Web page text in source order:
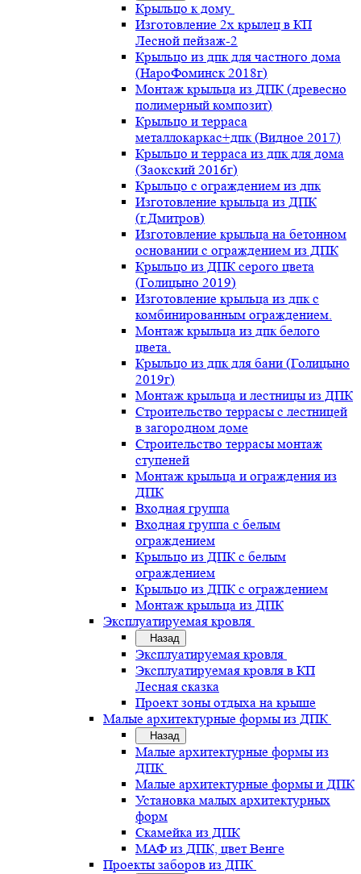
Крыльцо к дому
Изготовление 2х крылец в КП
Лесной пейзаж-2
Крыльцо из дпк для частного дома
(НароФоминск 2018г)
Монтаж крыльца из ДПК (древесно
полимерный композит)
Крыльцо и терраса
металлокаркас+дпк (Видное 2017)
Крыльцо и терраса из дпк для дома
(Заокский 2016г)
Крыльцо с ограждением из дпк
Изготовление крыльца из ДПК
(г.Дмитров)
Изготовление крыльца на бетонном
основании с ограждением из ДПК
Крыльцо из ДПК серого цвета
(Голицыно 2019)
Изготовление крыльца из дпк с
комбинированным ограждением.
Монтаж крыльца из дпк белого
цвета.
Крыльцо из дпк для бани (Голицыно
2019г)
Монтаж крыльца и лестницы из ДПК
Строительство террасы с лестницей
в загородном доме
Строительство террасы монтаж
ступеней
Монтаж крыльца и ограждения из
ДПК
Входная группа
Входная группа с белым
ограждением
Крыльцо из ДПК с белым
ограждением
Крыльцо из ДПК с ограждением
Монтаж крыльца из ДПК
Эксплуатируемая кровля
Назад
Эксплуатируемая кровля
Эксплуатируемая кровля в КП
Лесная сказка
Проект зоны отдыха на крыше
Малые архитектурные формы из ДПК
Назад
Малые архитектурные формы из
ДПК
Малые архитектурные формы и ДПК
Установка малых архитектурных
форм
Скамейка из ДПК
МАФ из ДПК, цвет Венге
Проекты заборов из ДПК